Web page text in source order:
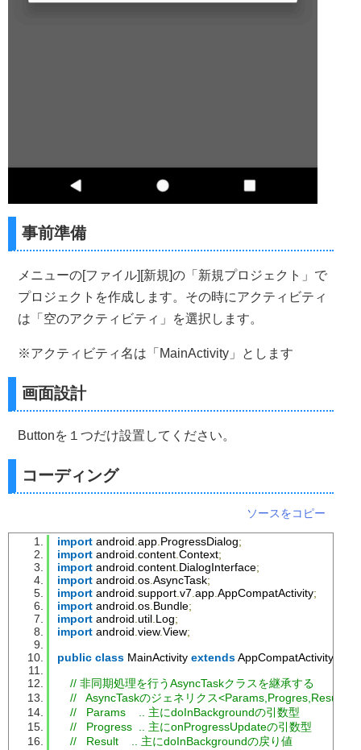
事前準備
メニューの[ファイル][新規]の「新規プロジェクト」で
プロジェクトを作成します。その時にアクティビティ
は「空のアクティビティ」を選択します。
※アクティビティ名は「MainActivity」とします
画面設計
Buttonを１つだけ設置してください。
コーディング
ソースをコピー
import android app ProgressDialog;
import android content Context;
import android content DialogInterface;
import android os AsyncTask;
import android support v7 app AppCompatActivity;
import android os Bundle;
import android util Log;
import android view.View;
public class MainActivity extendsAppCompatActivity
// 非同期処理を行うAsyncTaskクラスを継承する
//   AsyncTaskのジェネリクス<Params,Progres,Result>
//   Params    .. 主にdoInBackgroundの引数型
//   Progress  .. 主にonProgressUpdateの引数型
//   Result    .. 主にdoInBackgroundの戻り値